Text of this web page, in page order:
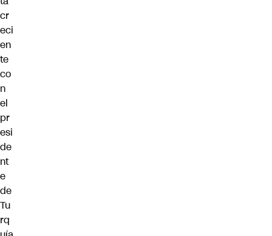
cr
eci
en
te
co
n
el
pr
esi
de
nt
e
de
Tu
rq